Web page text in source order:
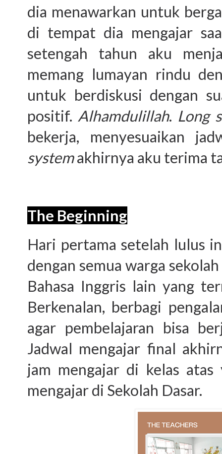
dia menawarkan untuk
di tempat dia mengajar
setengah tahun aku
memang lumayan rindu
untuk berdiskusi dengan
positif. Alhamdulillah. Long
bekerja, menyesuaikan
systemakhirnya aku terima
The Beginning
Hari pertama setelah lulus
dengan semua warga
Bahasa Inggris lain yang
Berkenalan, berbagi
agar pembelajaran bisa
Jadwal mengajar final
jam mengajar di kelas
mengajar di Sekolah Dasar.